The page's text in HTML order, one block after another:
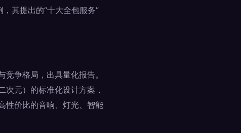
其提出的“十大全包服务”
争格局，出具量化报告。
元）的标准化设计方案，
性价比的音响、灯光、智能